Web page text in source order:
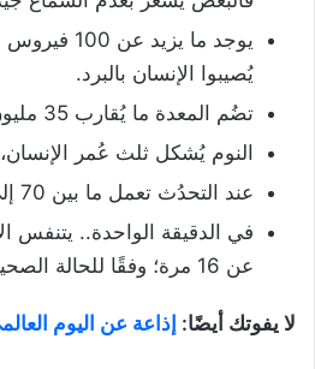
يوجد ما يزيد
يُصيبوا الإنسان بالبرد.
تضُم المعدة ما يُقارب 35 مليون غُدة هضمية.
النوم يُشكل ثلث عُمر
عند التحدُث تعمل ما بين 70 إلى 80 عضلة.
في الدقيقة الواحدة.. يتنفس
عن 16 مرة؛ وفقًا للحالة الصحية للجسم.
لا يفوتك أيضًا: إذاعة عن اليوم